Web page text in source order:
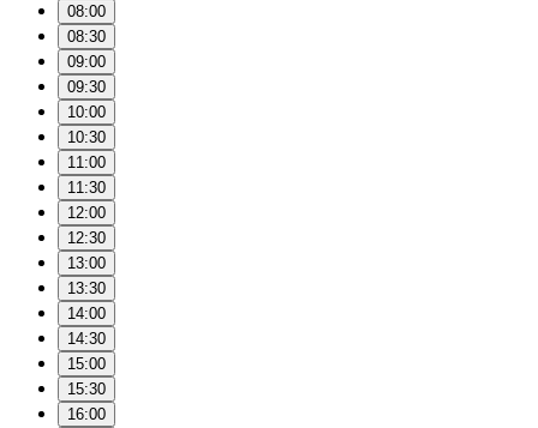
08:00
08:30
09:00
09:30
10:00
10:30
11:00
11:30
12:00
12:30
13:00
13:30
14:00
14:30
15:00
15:30
16:00